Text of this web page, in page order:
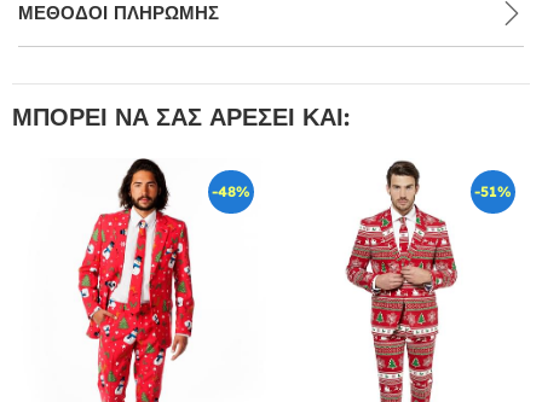
ΜΕΘΌΔΟΙ ΠΛΗΡΩΜΉΣ
ΜΠΟΡΕΊ ΝΑ ΣΑΣ ΑΡΈΣΕΙ ΚΑΙ:
-48% -51%